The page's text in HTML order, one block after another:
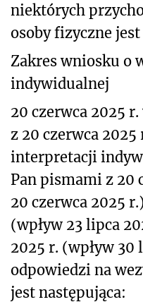
niektórych
osoby fizyczne
Zakres wniosku o
indywidualnej
20 czerwca 2025 r.
z 20 czerwca 2025
interpretacji
Pan pismami z 20
20 czerwca 2025
(wpływ 23 lipca
2025 r. (wpływ
odpowiedzi na
jest następująca: